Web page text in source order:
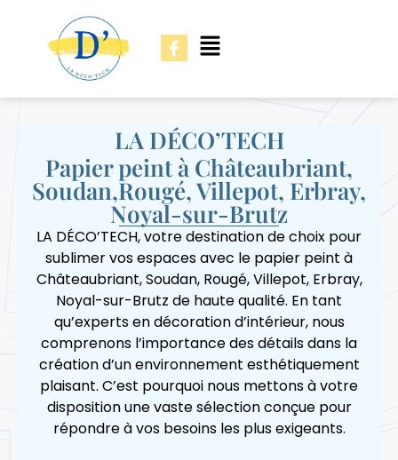
LA DÉCO’TECH
Papier peint à Châteaubriant,
Soudan,Rougé, Villepot, Erbray,
Noyal-sur-Brutz
LA DÉCO’TECH, votre destination de choix pour
sublimer vos espaces avec le papier peint à
Châteaubriant, Soudan, Rougé, Villepot, Erbray,
Noyal-sur-Brutz de haute qualité. En tant
qu’experts en décoration d’intérieur, nous
comprenons l’importance des détails dans la
création d’un environnement esthétiquement
plaisant. C’est pourquoi nous mettons à votre
disposition une vaste sélection conçue pour
répondre à vos besoins les plus exigeants.